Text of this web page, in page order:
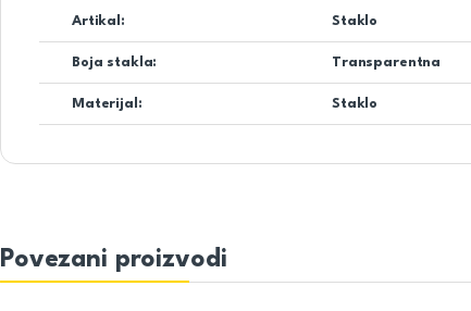
Artikal: Staklo
Boja stakla: Transparentna
Materijal: Staklo
Povezani proizvodi